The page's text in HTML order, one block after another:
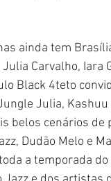
ainda tem
Julia Carvalho,
Black 4teto
Julia,
belos cenários
Dudão Melo e
a temporada